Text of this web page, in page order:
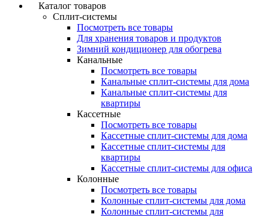
Каталог товаров
Сплит-системы
Посмотреть все товары
Для хранения товаров и продуктов
Зимний кондиционер для обогрева
Канальные
Посмотреть все товары
Канальные сплит-системы для дома
Канальные сплит-системы для
квартиры
Кассетные
Посмотреть все товары
Кассетные сплит-системы для дома
Кассетные сплит-системы для
квартиры
Кассетные сплит-системы для офиса
Колонные
Посмотреть все товары
Колонные сплит-системы для дома
Колонные сплит-системы для